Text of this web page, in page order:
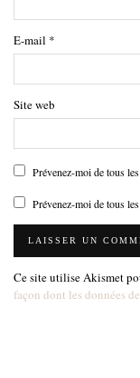
E-mail *
Site web
Prévenez-moi de tous
Prévenez-moi de tous
Ce site utilise Akismet
façon dont les données